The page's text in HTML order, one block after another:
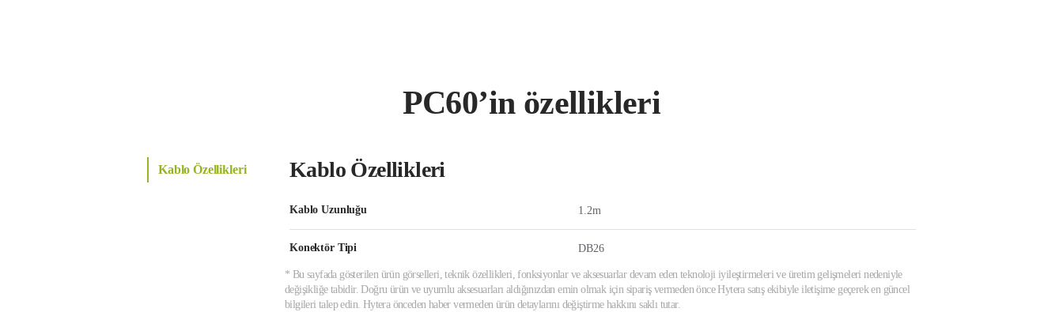
PC60’in özellikleri
Kablo Özellikleri Kablo Özellikleri
Kablo Uzunluğu 1.2m
Konektör Tipi DB26
* Bu sayfada gösterilen ürün görselleri, teknik özellikleri, fonksiyonlar ve aksesuarlar devam eden teknoloji iyileştirmeleri ve üretim gelişmeleri nedeniyle
değişikliğe tabidir. Doğru ürün ve uyumlu aksesuarları aldığınızdan emin olmak için sipariş vermeden önce Hytera satış ekibiyle iletişime geçerek en güncel
bilgileri talep edin. Hytera önceden haber vermeden ürün detaylarını değiştirme hakkını saklı tutar.